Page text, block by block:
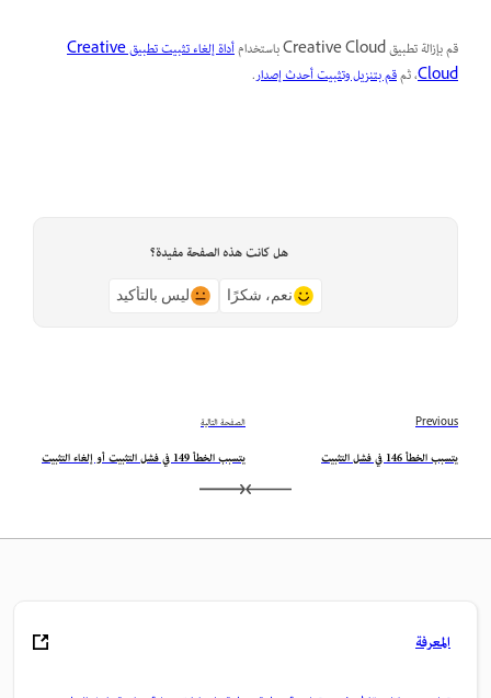
قم بإزالة تطبيق Creative Cloud باستخدام
أداة إلغاء تثبيت تطبيق Creative
Cloud، ثمقم بتنزيل وتثبيت أحدث إصدار.
هل كانت هذه الصفحة مفيدة؟
نعم، شكرًا ليس بالتأكيد
Previous
يتسبب الخطأ 146 في فشل التثبيت
الصفحة التالية
يتسبب الخطأ 149 في فشل التثبيت أو إلغاء التثبيت
المعرفة